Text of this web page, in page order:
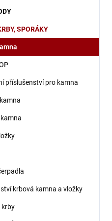
SPORÁKY
příslušenství pro kamna
krbová kamna a vložky
krby